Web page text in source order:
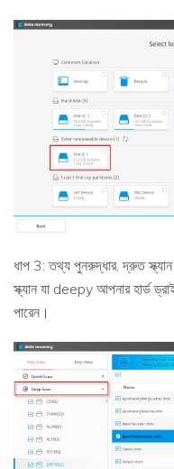
ধাপ 3: তথ্য পুনরুদ্ধার, দ্রুত
স্ক্যান যা deepy আপনার হার্ড
পারেন।